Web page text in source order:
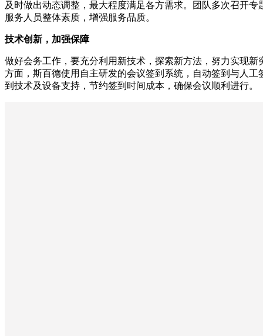
及时做出动态调整，最大程度满足各方需求。团队多次召开
服务人员整体素质，增强服务品质。
技术创新，加强保障
做好会务工作，要充分利用新技术，探索新方法，努力实现
方面，斯百德使用自主研发的会议签到系统，自动签到与人
到技术及设备支持，节约签到时间成本，确保会议顺利进行。